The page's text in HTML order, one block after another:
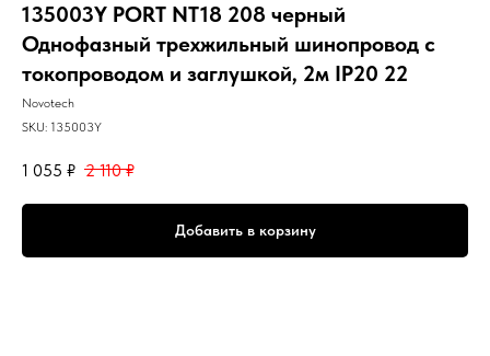
135003Y PORT NT18 208 черный
Однофазный трехжильный шинопровод с
токопроводом и заглушкой, 2м IP20 22
Novotech
SKU: 135003Y
1 055 ₽ 2 110 ₽
Добавить в корзину